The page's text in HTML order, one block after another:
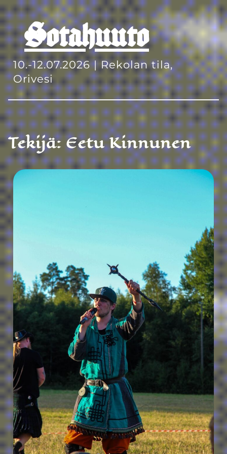
Sotahuuto
10.-12.07.2026 | Rekolan tila,
Orivesi
Tekijä:Eetu Kinnunen